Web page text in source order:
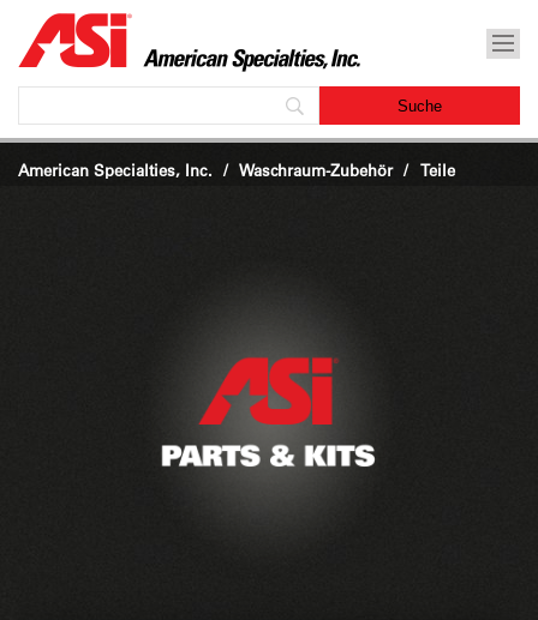
American Specialties, Inc. Waschraum-Zubehör / Teile